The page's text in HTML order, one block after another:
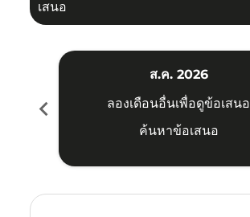
เสนอ
chevron_left
ส.ค. 2026
ลองเดือนอื่นเพื่อดูข้อเสนอ
ค้นหาข้อเสนอ